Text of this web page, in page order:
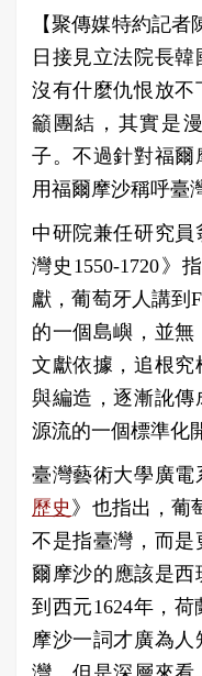
【聚傳媒特約記
日接見立法院長韓
沒有什麼仇恨放
籲團結，其實是
子。不過針對福爾
用福爾摩沙稱呼臺
中研院兼任研究
灣史1550-1720》
獻，葡萄牙人講到
的一個島嶼，並
文獻依據，追根究
與編造，逐漸訛傳
源流的一個標準化
臺灣藝術大學廣電
歷史 》也指出，葡
不是指臺灣，而是
爾摩沙的應該是西
到西元1624年，
摩沙一詞才廣為